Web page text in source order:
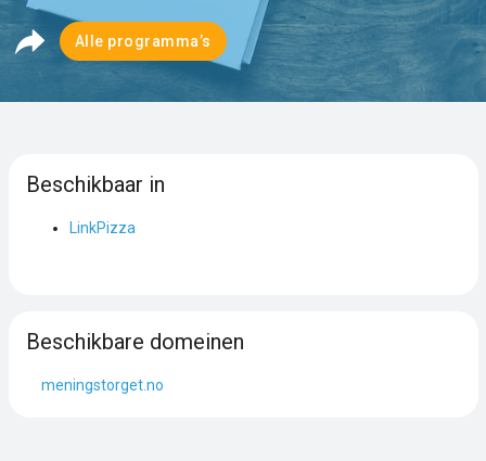
Alle programma’s
Beschikbaar in
LinkPizza
Beschikbare domeinen
meningstorget.no